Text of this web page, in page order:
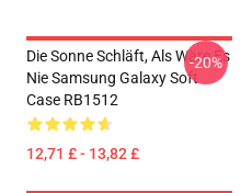
Die Sonne Schläft, Als Wäre Es
Nie Samsung Galaxy Soft
Case RB1512
12,71 £ - 13,82 £
-20%